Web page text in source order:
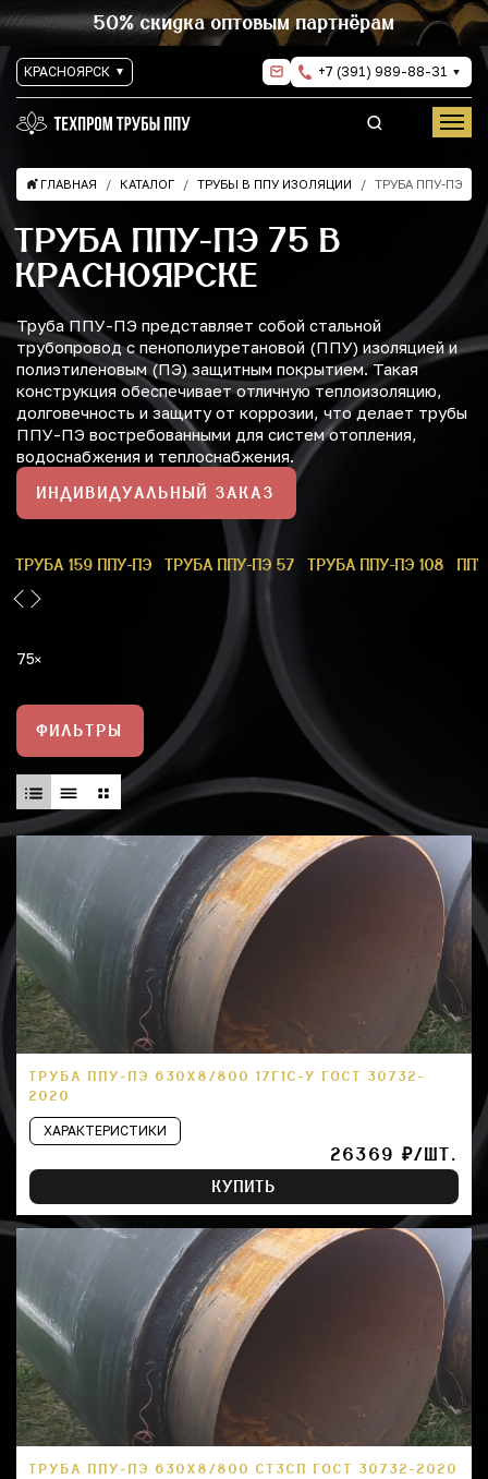
50% скидка оптовым партнёрам
КРАСНОЯРСК +7 (391) 989-88-31
ГЛАВНАЯ КАТАЛОГ ТРУБЫ В ППУ ИЗОЛЯЦИИ ТРУБА ППУ-ПЭ
ТРУБА ППУ-ПЭ 75 В
КРАСНОЯРСКЕ
Труба ППУ-ПЭ представляет собой стальной
трубопровод с пенополиуретановой (ППУ) изоляцией и
полиэтиленовым (ПЭ) защитным покрытием. Такая
конструкция обеспечивает отличную теплоизоляцию,
долговечность и защиту от коррозии, что делает трубы
ППУ-ПЭ востребованными для систем отопления,
водоснабжения и теплоснабжения.
ИНДИВИДУАЛЬНЫЙ ЗАКАЗ
ТРУБА 159 ППУ-ПЭ ТРУБА ППУ-ПЭ 57 ТРУБА ППУ-ПЭ 108
75
ФИЛЬТРЫ
ТРУБА ППУ-ПЭ 630Х8/800 17Г1С-У ГОСТ 30732-
2020
ХАРАКТЕРИСТИКИ
26369 ₽/ШТ.
КУПИТЬ
ТРУБА ППУ-ПЭ 630Х8/800 СТ3СП ГОСТ 30732-2020